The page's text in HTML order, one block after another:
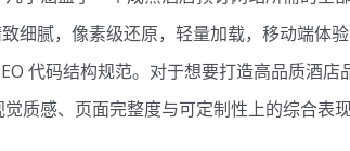
细腻，像素级还原，轻量加载，移动端体
代码结构规范。对于想要打造高品质酒
质感、页面完整度与可定制性上的综合表